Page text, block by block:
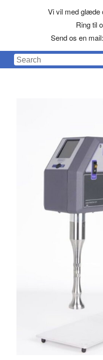
Vi vil med glæde
Ring til
Send os en mail: